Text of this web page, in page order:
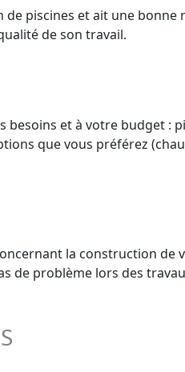
piscines et ait une
de son travail.
et à votre budget :
que vous préférez
la construction de
de problème lors des